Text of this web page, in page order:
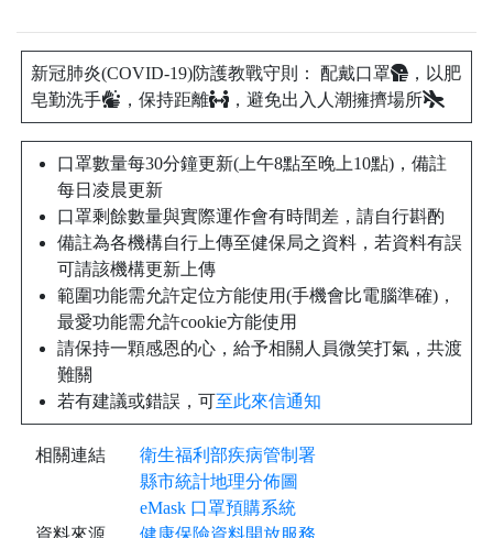
新冠肺炎(COVID-19)防護教戰守則： 配戴口罩
，以肥
皂勤洗手
，保持距離 ，避免出入人潮擁擠場所
口罩數量每30分鐘更新(上午8點至晚上10點)，備註
每日凌晨更新
口罩剩餘數量與實際運作會有時間差，請自行斟酌
備註為各機構自行上傳至健保局之資料，若資料有誤
可請該機構更新上傳
範圍功能需允許定位方能使用(手機會比電腦準確)，
最愛功能需允許cookie方能使用
請保持一顆感恩的心，給予相關人員微笑打氣，共渡
難關
若有建議或錯誤，可至此來信通知
相關連結
衛生福利部疾病管制署
縣市統計地理分佈圖
eMask 口罩預購系統
資料來源
健康保險資料開放服務